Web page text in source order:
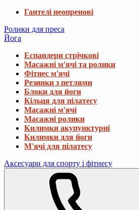
Гантелі неопренові
Ролики для преса
Йога
Еспандери стрічкові
Масажні м'ячі та ролики
Фітнес м'ячі
Резинки з петлями
Блоки для йоги
Кільця для пілатесу
Масажні м'ячі
Масажні ролики
Килимки акупунктурні
Килимки для йоги
М'ячі для пілатесу
Аксесуари для спорту і фітнесу